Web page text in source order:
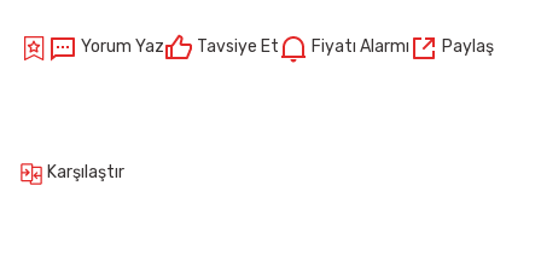
Yorum Yaz Tavsiye Et Fiyatı Alarmı Paylaş
Karşılaştır